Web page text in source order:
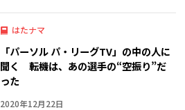
はたナマ
「パーソル パ・リーグTV」の中の人に
聞く 転機は、あの選手の“空振り”だ
った
2020年12月22日